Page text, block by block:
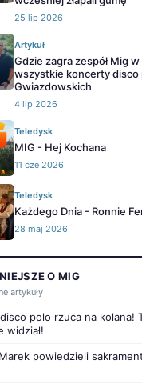
25 lip 2026
Artykuł
Gdzie zagra zespół Mig
wszystkie koncerty
Gwiazdowskich
4 lip 2026
Teledysk
MIG - Hej Kochana
11 cze 2026
Teledysk
Każdego Dnia - Ronnie
28 maj 2026
O MIG
artykuły
polo rzuca na kolana!
widział!
powiedzieli